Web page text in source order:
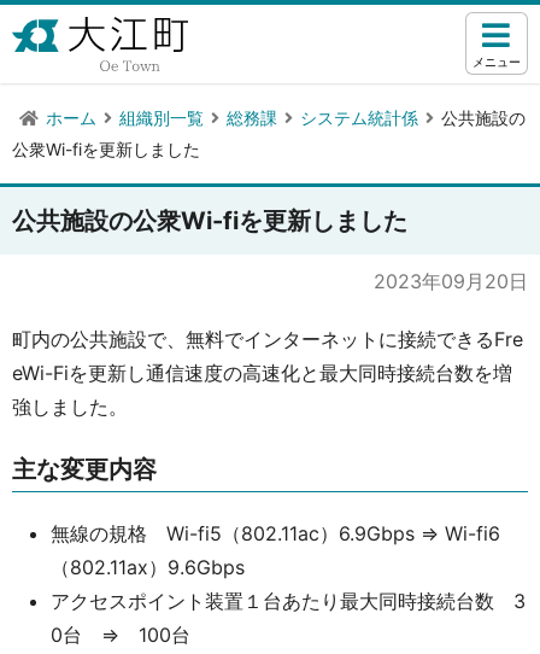
メニュー
ホーム 組織別一覧 総務課 システム統計係
公共施設の
公衆Wi-fiを更新しました
公共施設の公衆Wi-fiを更新しました
2023年09月20日
町内の公共施設で、無料でインターネットに接続できるFre
eWi-Fiを更新し通信速度の高速化と最大同時接続台数を増
強しました。
主な変更内容
無線の規格 Wi-fi5（802.11ac）6.9Gbps ⇒ Wi-fi6
（802.11ax）9.6Gbps
アクセスポイント装置１台あたり最大同時接続台数 3
0台 ⇒ 100台